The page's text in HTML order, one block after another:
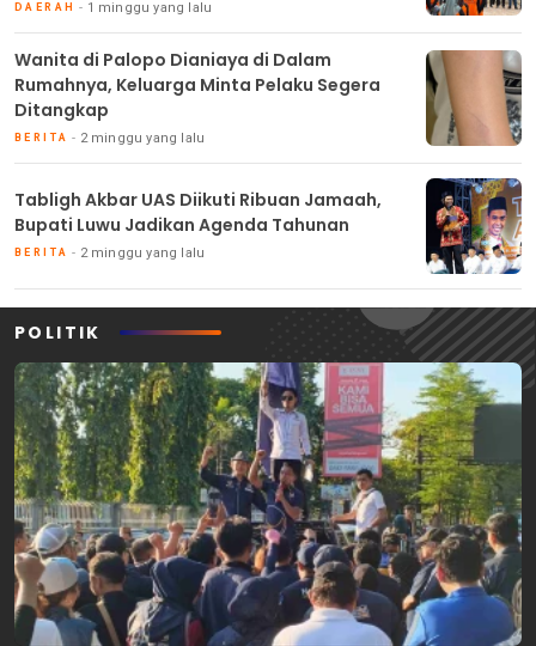
DAERAH 1 minggu yang lalu
Wanita di Palopo Dianiaya di Dalam
Rumahnya, Keluarga Minta Pelaku Segera
Ditangkap
BERITA 2 minggu yang lalu
Tabligh Akbar UAS Diikuti Ribuan Jamaah,
Bupati Luwu Jadikan Agenda Tahunan
BERITA 2 minggu yang lalu
POLITIK